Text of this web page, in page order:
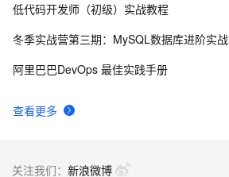
8 新年快乐 ~
查看更多
低代码开发师（初级）实战教程
冬季实战营第三期：MySQL数据库进阶实战
阿里巴巴DevOps 最佳实践手册
关注我们： 新浪微博